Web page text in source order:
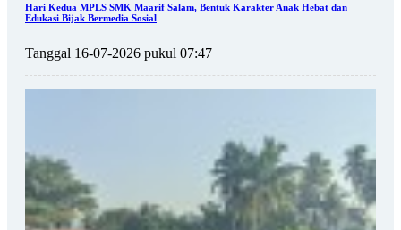
Hari Kedua MPLS SMK Maarif Salam, Bentuk Karakter Anak Hebat dan
Edukasi Bijak Bermedia Sosial
Tanggal 16-07-2026 pukul 07:47